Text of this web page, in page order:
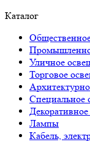
Каталог
Уличное
Торговое
Специальное
Лампы
Кабель,